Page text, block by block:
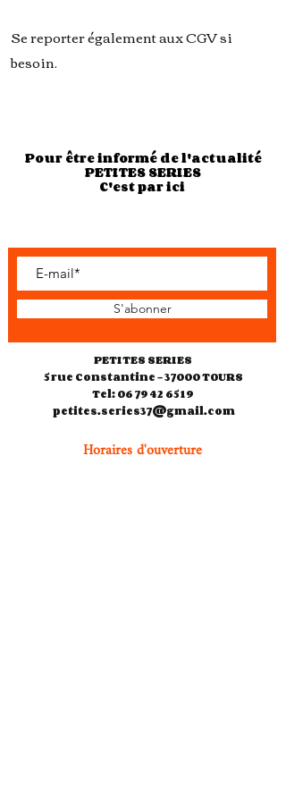
Se reporter également aux CGV si
besoin.
Pour être informé de l'actualité
PETITES SERIES
C'est par ici
S'abonner
PETITES SERIES
5 rue Constantine - 37000 TOURS
Tel: 06 79 42 65 19
petites.series37@gmail.com
Horaires d'ouverture